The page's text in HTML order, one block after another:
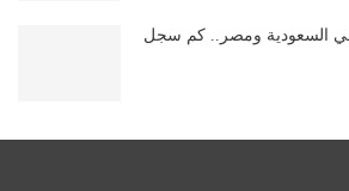
في السعودية ومصر.. كم سجل